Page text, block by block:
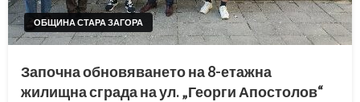
ОБЩИНА СТАРА ЗАГОРА
Започна обновяването на 8-етажна
жилищна сграда на ул. „Георги Апостолов“